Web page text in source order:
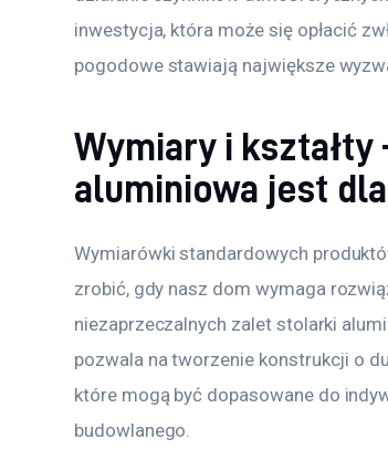
inwestycja, która może się opłacić
pogodowe stawiają największe
Wymiary i kształty
aluminiowa jest
Wymiarówki standardowych
zrobić, gdy nasz dom wymaga
niezaprzeczalnych zalet stolarki
pozwala na tworzenie konstrukcji o
które mogą być dopasowane do
budowlanego.